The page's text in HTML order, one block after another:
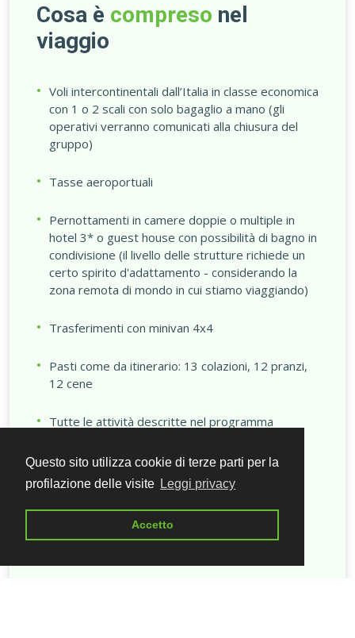
Questo sito utilizza cookie di terze parti per la
profilazione delle visite Leggi privacy
Accetto
Cosa è compreso nel
viaggio
Voli intercontinentali dall’Italia in classe economica
con 1 o 2 scali con solo bagaglio a mano (gli
operativi verranno comunicati alla chiusura del
gruppo)
Tasse aeroportuali
Pernottamenti in camere doppie o multiple in
hotel 3* o guest house con possibilità di bagno in
condivisione (il livello delle strutture richiede un
certo spirito d'adattamento - considerando la
zona remota di mondo in cui stiamo viaggiando)
Trasferimenti con minivan 4x4
Pasti come da itinerario: 13 colazioni, 12 pranzi,
12 cene
Tutte le attività descritte nel programma
Biglietti d'ingresso presso i siti e monumenti
indicati nel programma
Guida parlante inglese per la durata del viaggio